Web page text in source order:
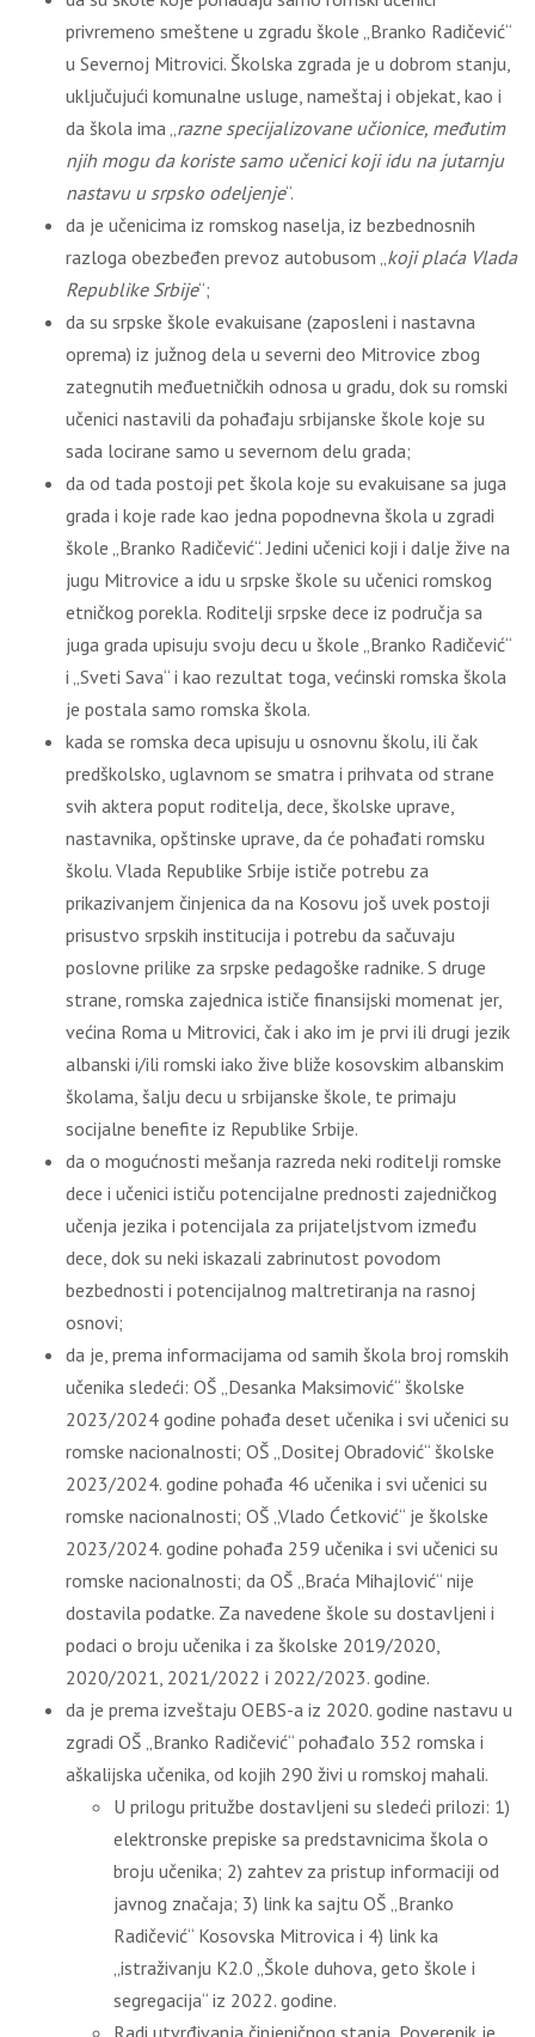
privremeno smeštene u zgradu škole „Branko Radičević“
u Severnoj Mitrovici. Školska zgrada je u dobrom stanju,
uključujući komunalne usluge, nameštaj i objekat, kao i
da škola ima „razne specijalizovane učionice, međutim
njih mogu da koriste samo učenici koji idu na jutarnju
nastavu u srpsko odeljenje“.
da je učenicima iz romskog naselja, iz bezbednosnih
razloga obezbeđen prevoz autobusom „koji plaća Vlada
Republike Srbije“;
da su srpske škole evakuisane (zaposleni i nastavna
oprema) iz južnog dela u severni deo Mitrovice zbog
zategnutih međuetničkih odnosa u gradu, dok su romski
učenici nastavili da pohađaju srbijanske škole koje su
sada locirane samo u severnom delu grada;
da od tada postoji pet škola koje su evakuisane sa juga
grada i koje rade kao jedna popodnevna škola u zgradi
škole „Branko Radičević“. Jedini učenici koji i dalje žive na
jugu Mitrovice a idu u srpske škole su učenici romskog
etničkog porekla. Roditelji srpske dece iz područja sa
juga grada upisuju svoju decu u škole „Branko Radičević“
i „Sveti Sava“ i kao rezultat toga, većinski romska škola
je postala samo romska škola.
kada se romska deca upisuju u osnovnu školu, ili čak
predškolsko, uglavnom se smatra i prihvata od strane
svih aktera poput roditelja, dece, školske uprave,
nastavnika, opštinske uprave, da će pohađati romsku
školu. Vlada Republike Srbije ističe potrebu za
prikazivanjem činjenica da na Kosovu još uvek postoji
prisustvo srpskih institucija i potrebu da sačuvaju
poslovne prilike za srpske pedagoške radnike. S druge
strane, romska zajednica ističe finansijski momenat jer,
većina Roma u Mitrovici, čak i ako im je prvi ili drugi jezik
albanski i/ili romski iako žive bliže kosovskim albanskim
školama, šalju decu u srbijanske škole, te primaju
socijalne benefite iz Republike Srbije.
da o mogućnosti mešanja razreda neki roditelji romske
dece i učenici ističu potencijalne prednosti zajedničkog
učenja jezika i potencijala za prijateljstvom između
dece, dok su neki iskazali zabrinutost povodom
bezbednosti i potencijalnog maltretiranja na rasnoj
osnovi;
da je, prema informacijama od samih škola broj romskih
učenika sledeći: OŠ „Desanka Maksimović“ školske
2023/2024 godine pohađa deset učenika i svi učenici su
romske nacionalnosti; OŠ „Dositej Obradović“ školske
2023/2024. godine pohađa 46 učenika i svi učenici su
romske nacionalnosti; OŠ „Vlado Ćetković“ je školske
2023/2024. godine pohađa 259 učenika i svi učenici su
romske nacionalnosti; da OŠ „Braća Mihajlović“ nije
dostavila podatke. Za navedene škole su dostavljeni i
podaci o broju učenika i za školske 2019/2020,
2020/2021, 2021/2022 i 2022/2023. godine.
da je prema izveštaju OEBS-a iz 2020. godine nastavu u
zgradi OŠ „Branko Radičević“ pohađalo 352 romska i
aškalijska učenika, od kojih 290 živi u romskoj mahali.
U prilogu pritužbe dostavljeni su sledeći prilozi: 1)
elektronske prepiske sa predstavnicima škola o
broju učenika; 2) zahtev za pristup informaciji od
javnog značaja; 3) link ka sajtu OŠ „Branko
Radičević“ Kosovska Mitrovica i 4) link ka
„istraživanju K2.0 „Škole duhova, geto škole i
segregacija“ iz 2022. godine.
Radi utvrđivanja činjeničnog stanja, Poverenik je